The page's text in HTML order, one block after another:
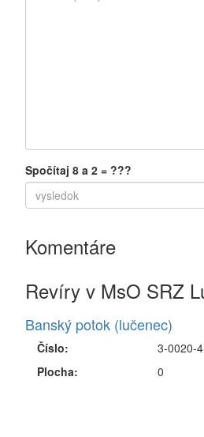
Spočítaj 8 a 2 = ???
Komentáre
Revíry v MsO SRZ
Banský potok (lučenec)
Číslo:
Plocha:
3-0020-
0